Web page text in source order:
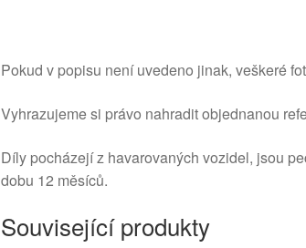
Pokud v popisu není uvedeno jinak, veškeré
Vyhrazujeme si právo nahradit objednanou
Díly pocházejí z havarovaných vozidel, jsou
dobu 12 měsíců.
Související produkty